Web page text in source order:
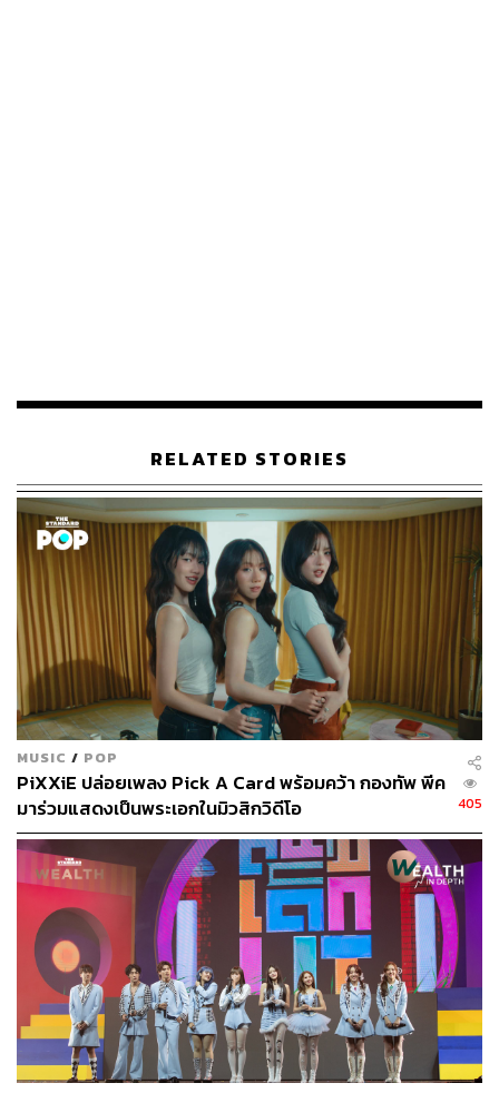
RELATED STORIES
MUSIC / POP
PiXXiE ปล่อยเพลง Pick A Card พร้อมคว้า กองทัพ พีค
มาร่วมแสดงเป็นพระเอกในมิวสิกวิดีโอ
405